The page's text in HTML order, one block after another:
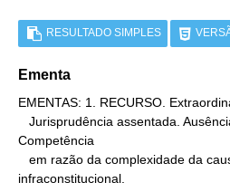
RESULTADO SIMPLES
Ementa
EMENTAS: 1. RECURSO.
Competência
infraconstitucional.